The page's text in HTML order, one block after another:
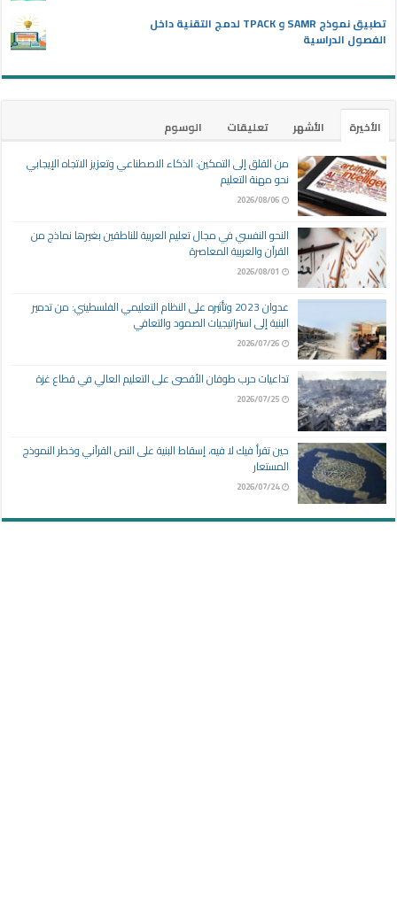
تطبيق نموذج SAMR و TPACK لدمج التقنية داخل
الفصول الدراسية
الأخيرة الأشهر تعليقات
الوسوم
من القلق إلى التمكين: الذكاء الاصطناعي وتعزيز الاتجاه الإيجابي
نحو مهنة التعليم
2026/08/06
النحو النفسي في مجال تعليم العربية للناطقين بغيرها نماذج من
القرآن والعربية المعاصرة
2026/08/01
عدوان 2023 وتأثيره على النظام التعليمي الفلسطيني: من تدمير
البنية إلى استراتيجيات الصمود والتعافي
2026/07/26
تداعيات حرب طوفان الأقصى على التعليم العالي في قطاع غزة
2026/07/25
حين تقرأ فيك لا فيه، إسقاط البنية على النص القرآني وخطر النموذج
المستعار
2026/07/24